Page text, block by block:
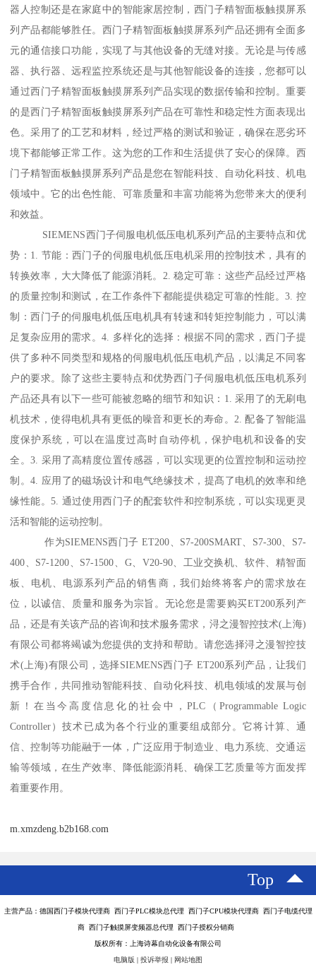
器人控制还是在家庭中的智能家居控制，西门子精智面板触摸屏系
列产品都能够胜任。西门子精智面板触摸屏系列产品还拥有全面多
元的通信接口功能，实现了与其他设备的无缝对接。无论是与传感
器、执行器、远程监控系统还是与其他智能设备的连接，您都可以
通过西门子精智面板触摸屏系列产品实现的数据传输和控制。重要
的是西门子精智面板触摸屏系列产品在可靠性和稳定性方面表现出
色。采用了的工艺和材料，经过严格的测试和验证，确保在恶劣环
境下都能够正常工作。这为您的工作和生活提供了安心的保障。西
门子精智面板触摸屏系列产品是您在智能科技、自动化科技、机电
领域中。它的出色性能、可靠质量和丰富功能将为您带来大的便利
和效益。
SIEMENS西门子伺服电机低压电机系列产品的主要特点和优
势：1. 节能：西门子的伺服电机低压电机采用的控制技术，具有的
转换效率，大大降低了能源消耗。2. 稳定可靠：这些产品经过严格
的质量控制和测试，在工作条件下都能提供稳定可靠的性能。3. 控
制：西门子的伺服电机低压电机具有转速和转矩控制能力，可以满
足复杂应用的需求。4. 多样化的选择：根据不同的需求，西门子提
供了多种不同类型和规格的伺服电机低压电机产品，以满足不同客
户的要求。除了这些主要特点和优势西门子伺服电机低压电机系列
产品还具有以下一些可能被忽略的细节和知识：1. 采用了的无刷电
机技术，使得电机具有更低的噪音和更长的寿命。2. 配备了智能温
度保护系统，可以在温度过高时自动停机，保护电机和设备的安
全。3. 采用了高精度位置传感器，可以实现更的位置控制和运动控
制。4. 应用了的磁场设计和电气绝缘技术，提髙了电机的效率和绝
缘性能。5. 通过使用西门子的配套软件和控制系统，可以实现更灵
活和智能的运动控制。
作为SIEMENS西门子 ET200、S7-200SMART、S7-300、S7-
400、S7-1200、S7-1500、G、V20-90、工业交换机、软件、精智面
板、电机、电源系列产品的销售商，我们始终将客户的需求放在
位，以诚信、质量和服务为宗旨。无论您是需要购买ET200系列产
品，还是有关该产品的咨询和技术服务需求，浔之漫智控技术(上海)
有限公司都将竭诚为您提供的支持和帮助。请您选择浔之漫智控技
术(上海)有限公司，选择SIEMENS西门子 ET200系列产品，让我们
携手合作，共同推动智能科技、自动化科技、机电领域的发展与创
新！在当今高度信息化的社会中，PLC（Programmable Logic
Controller）技术已成为各个行业的重要组成部分。它将计算、通
信、控制等功能融于一体，广泛应用于制造业、电力系统、交通运
输等领域，在生产效率、降低能源消耗、确保工艺质量等方面发挥
着重要作用。
m.xmzdeng.b2b168.com
Top
主营产品：德国西门子模块代理商 西门子PLC模块总代理 西门子CPU模块代理商 西门子电缆代理
商 西门子触摸屏变频器总代理 西门子授权分销商
版权所有：上海诗幕自动化设备有限公司
电脑版 | 投诉举报 | 网站地图